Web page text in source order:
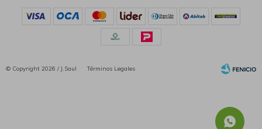
© Copyright 2026 / J.Saul Términos Legales